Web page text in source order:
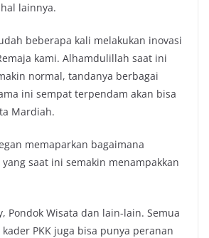
lainnya.
beberapa kali melakukan inovasi
kami. Alhamdulillah saat ini
normal, tandanya berbagai
ini sempat terpendam akan bisa
Mardiah.
memaparkan bagaimana
saat ini semakin menampakkan
Pondok Wisata dan lain-lain. Semua
PKK juga bisa punya peranan